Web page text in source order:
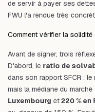
de servir à payer ses
FWU l'a rendue très
Comment vérifier la
Avant de signer, trois
D'abord, le ratio de
dans son rapport SFCR : le
mais la médiane du
Luxembourg et 220 % en